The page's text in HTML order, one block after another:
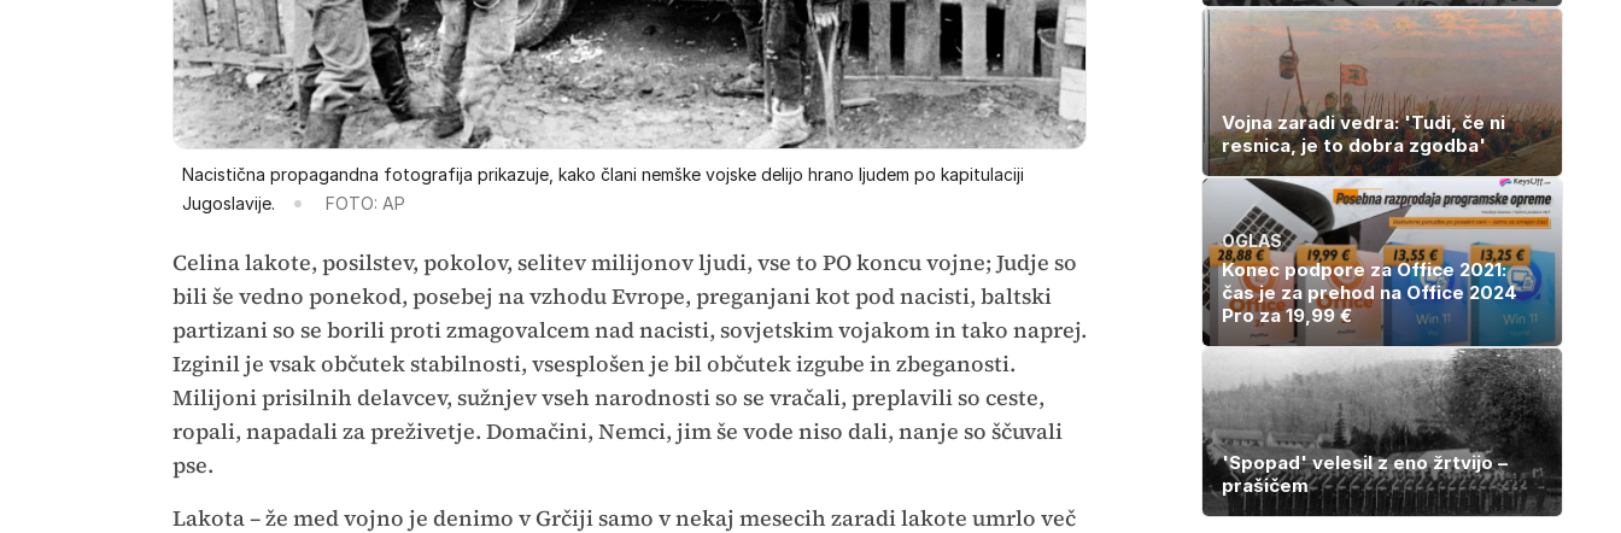
Nacistična propagandna fotografija prikazuje, kako člani nemške vojske delijo hrano ljudem po kapitulaciji
Jugoslavije.
FOTO: AP
Celina lakote, posilstev, pokolov, selitev milijonov ljudi, vse to PO koncu vojne; Judje so
bili še vedno ponekod, posebej na vzhodu Evrope, preganjani kot pod nacisti, baltski
partizani so se borili proti zmagovalcem nad nacisti, sovjetskim vojakom in tako naprej.
Izginil je vsak občutek stabilnosti, vsesplošen je bil občutek izgube in zbeganosti.
Milijoni prisilnih delavcev, sužnjev vseh narodnosti so se vračali, preplavili so ceste,
ropali, napadali za preživetje. Domačini, Nemci, jim še vode niso dali, nanje so ščuvali
pse.
Lakota – že med vojno je denimo v Grčiji samo v nekaj mesecih zaradi lakote umrlo več
Vojna zaradi vedra: 'Tudi, če ni
resnica, je to dobra zgodba'
OGLAS
Konec podpore za Office 2021:
čas je za prehod na Office 2024
Pro za 19,99 €
'Spopad' velesil z eno žrtvijo –
prašičem